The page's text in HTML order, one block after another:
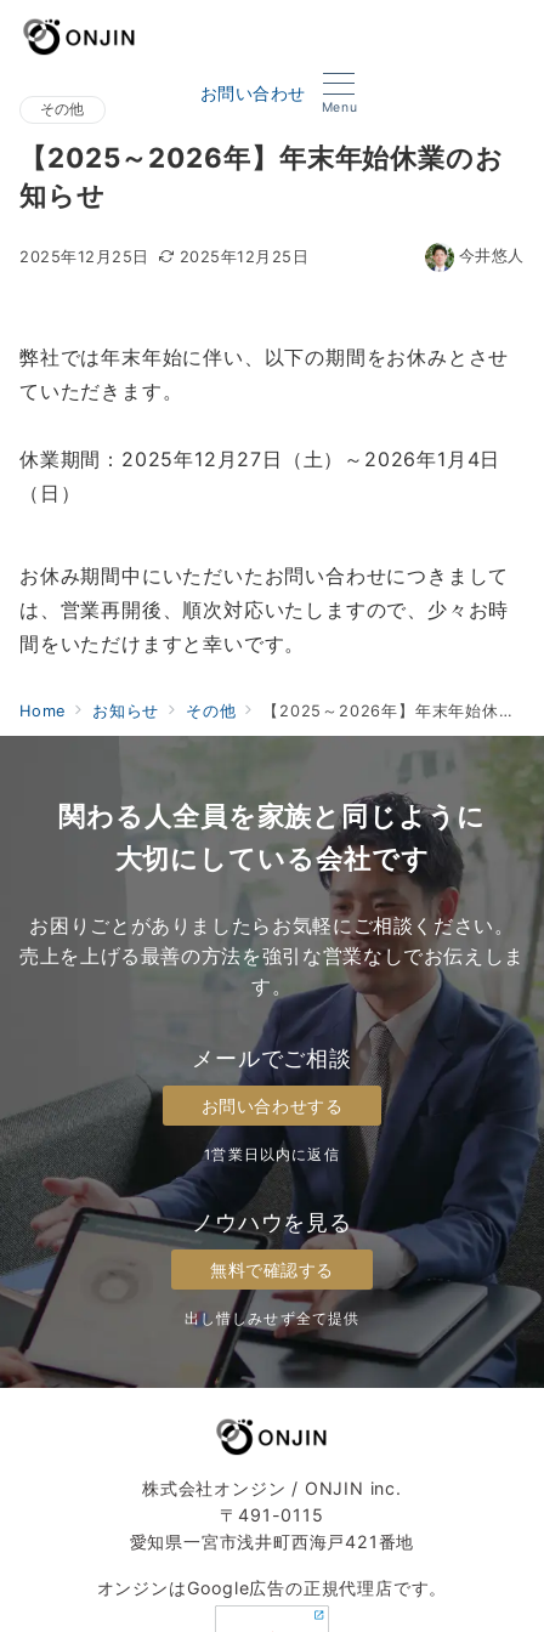
お問い合わせ
Menu
その他
【2025～2026年】年末年始休業のお
知らせ
2025年12月25日 2025年12月25日 今井悠人
弊社では年末年始に伴い、以下の期間をお休みとさせ
ていただきます。
休業期間：2025年12月27日（土）～2026年1月4日
（日）
お休み期間中にいただいたお問い合わせにつきまして
は、営業再開後、順次対応いたしますので、少々お時
間をいただけますと幸いです。
Home お知らせ その他 【2025～2026年】年末年始休業のお知らせ
関わる人全員を家族と同じように
大切にしている会社です
お困りごとがありましたらお気軽にご相談ください。
売上を上げる最善の方法を強引な営業なしでお伝えしま
す。
メールでご相談
お問い合わせする
1営業日以内に返信
ノウハウを見る
無料で確認する
出し惜しみせず全て提供
株式会社オンジン / ONJIN inc.
〒491-0115
愛知県一宮市浅井町西海戸421番地
オンジンはGoogle広告の正規代理店です。